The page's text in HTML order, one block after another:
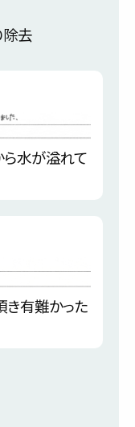
除去
ら水が溢れて
き有難かった